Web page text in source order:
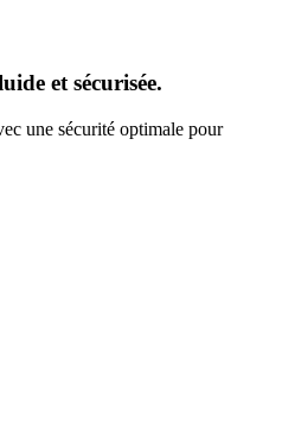
et sécurisée.
une sécurité optimale pour